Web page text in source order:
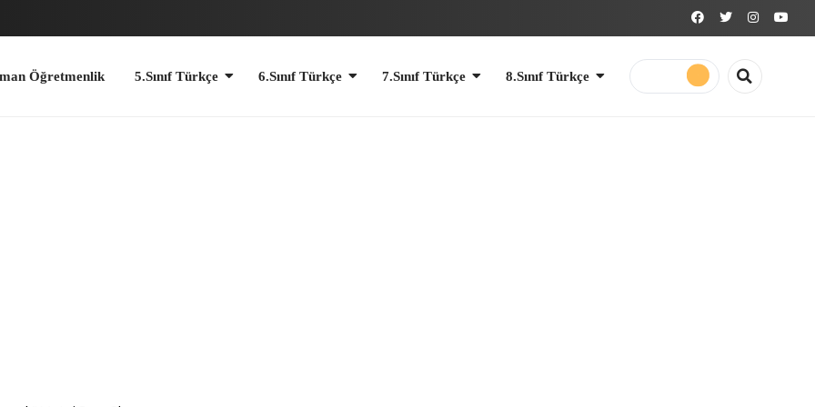
5.Sınıf Türkçe 6.Sınıf Türkçe 7.Sınıf Türkçe 8.Sınıf Türkçe